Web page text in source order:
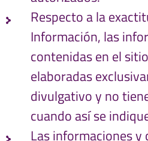
Respecto a la
Información, las
contenidas en el
elaboradas
divulgativo y no
cuando así se
Las informaciones